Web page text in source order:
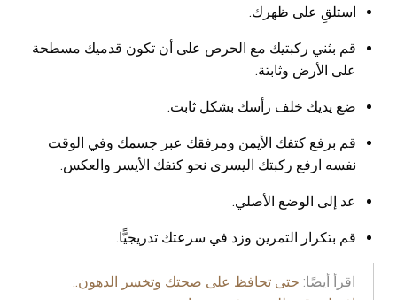
استلقِ على ظهرك.
قم بثني ركبتيك مع الحرص على أن تكون قدميك مسطحة
على الأرض وثابتة.
ضع يديك خلف رأسك بشكل ثابت.
قم برفع كتفك الأيمن ومرفقك عبر جسمك وفي الوقت
نفسه ارفع ركبتك اليسرى نحو كتفك الأيسر والعكس.
عد إلى الوضع الأصلي.
قم بتكرار التمرين وزد في سرعتك تدريجيًّا.
اقرأ أيضًا: حتى تحافظ على صحتك وتخسر الدهون..